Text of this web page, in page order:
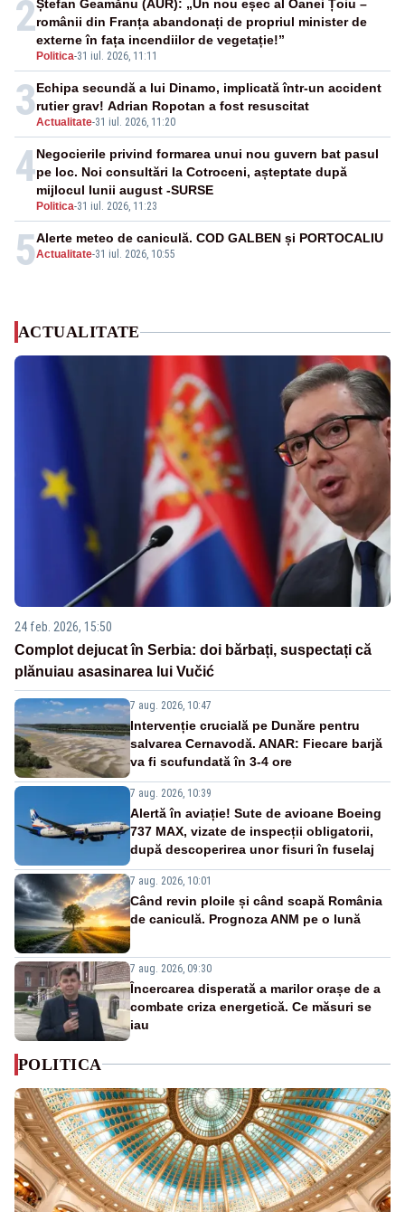
2
Politica-31 iul. 2026, 11:11
Ștefan Geamănu (AUR): „Un nou eșec al Oanei Țoiu –
românii din Franța abandonați de propriul minister de
externe în fața incendiilor de vegetație!”
3Actualitate-31 iul. 2026, 11:20
Echipa secundă a lui Dinamo, implicată într-un accident
rutier grav! Adrian Ropotan a fost resuscitat
4
Politica-31 iul. 2026, 11:23
Negocierile privind formarea unui nou guvern bat pasul
pe loc. Noi consultări la Cotroceni, așteptate după
mijlocul lunii august -SURSE
5Actualitate-31 iul. 2026, 10:55
Alerte meteo de caniculă. COD GALBEN și PORTOCALIU
ACTUALITATE
24 feb. 2026, 15:50
Complot dejucat în Serbia: doi bărbați, suspectați că
plănuiau asasinarea lui Vučić
7 aug. 2026, 10:47
Intervenție crucială pe Dunăre pentru
salvarea Cernavodă. ANAR: Fiecare barjă
va fi scufundată în 3-4 ore
7 aug. 2026, 10:39
Alertă în aviație! Sute de avioane Boeing
737 MAX, vizate de inspecții obligatorii,
după descoperirea unor fisuri în fuselaj
7 aug. 2026, 10:01
Când revin ploile și când scapă România
de caniculă. Prognoza ANM pe o lună
7 aug. 2026, 09:30
Încercarea disperată a marilor orașe de a
combate criza energetică. Ce măsuri se
iau
POLITICA